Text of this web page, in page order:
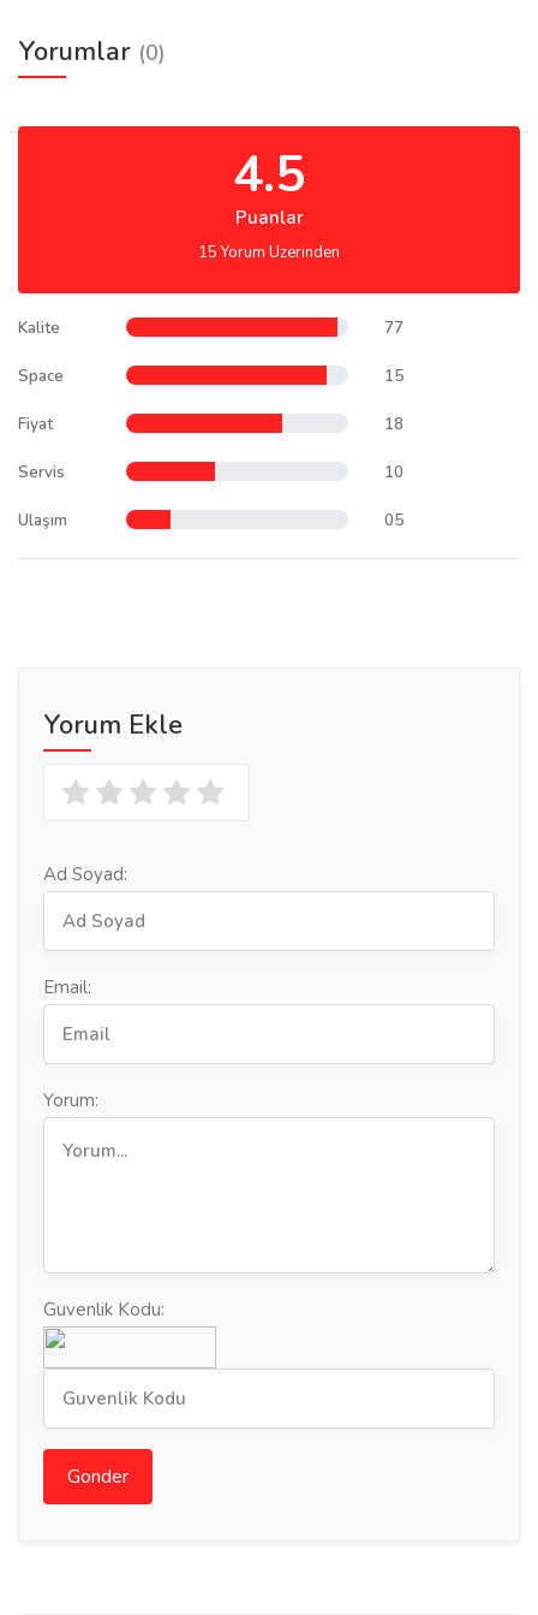
Yorumlar (0)
4.5
Puanlar
15 Yorum Uzerinden
Kalite 77
Space 15
Fiyat 18
Servis 10
Ulaşım 05
Yorum Ekle
Ad Soyad:
Email:
Yorum:
Guvenlik Kodu:
Gonder